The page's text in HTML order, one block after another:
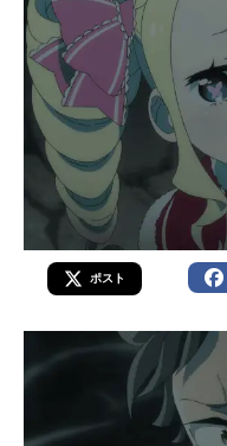
ポスト